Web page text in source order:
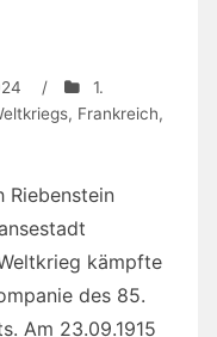
/
1.
, Frankreich,
Riebenstein
kämpfte
des 85.
Am 23.09.1915